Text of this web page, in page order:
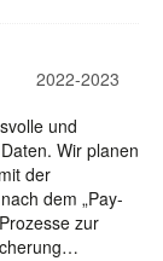
2022-2023
und
Wir planen
der
dem „Pay-
zur